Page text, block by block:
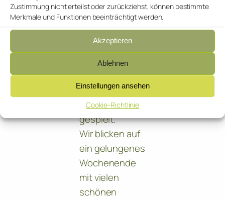
Zustimmung nicht erteilst oder zurückziehst, können bestimmte
Merkmale und Funktionen beeinträchtigt werden.
Akzeptieren
Ablehnen
Einstellungen ansehen
Cookie-Richtlinie
ausgemalt.
Beim
Stopptanzen
wurde viel
gelacht,
getanzt und
gemeinsam
gespielt.
Wir blicken auf
ein gelungenes
Wochenende
mit vielen
schönen